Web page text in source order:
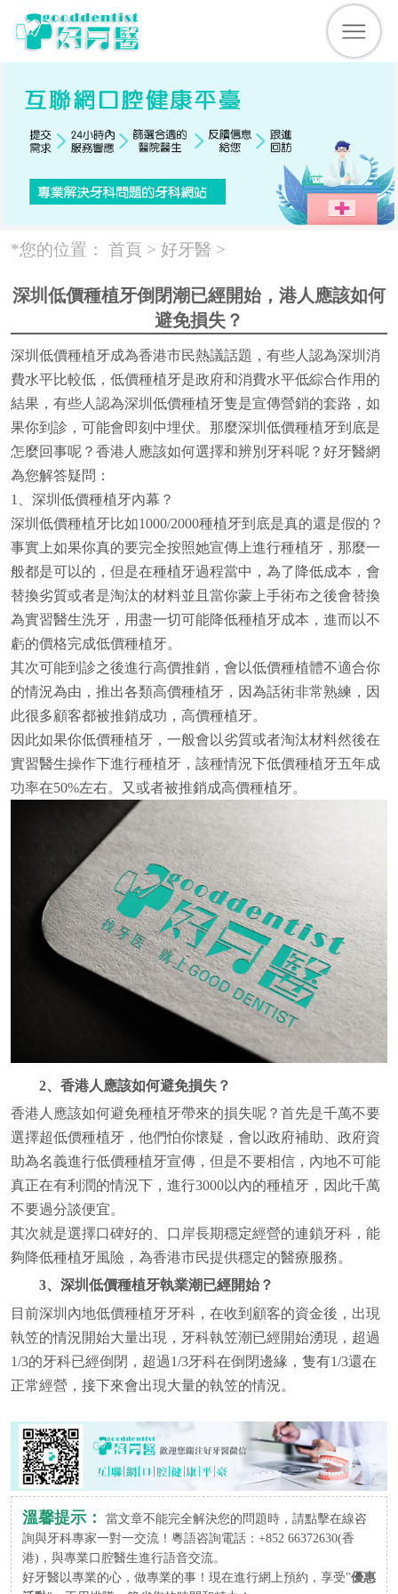
*您的位置： 首頁 > 好牙醫 >
深圳低價種植牙倒閉潮已經開始，港人應該如何
避免損失？
深圳低價種植牙成為香港市民熱議話題，有些人認為深圳消
費水平比較低，低價種植牙是政府和消費水平低綜合作用的
結果，有些人認為深圳低價種植牙隻是宣傳營銷的套路，如
果你到診，可能會即刻中埋伏。那麼深圳低價種植牙到底是
怎麼回事呢？香港人應該如何選擇和辨別牙科呢？好牙醫網
為您解答疑問：
1、深圳低價種植牙內幕？
深圳低價種植牙比如1000/2000種植牙到底是真的還是假的？
事實上如果你真的要完全按照她宣傳上進行種植牙，那麼一
般都是可以的，但是在種植牙過程當中，為了降低成本，會
替換劣質或者是淘汰的材料並且當你蒙上手術布之後會替換
為實習醫生洗牙，用盡一切可能降低種植牙成本，進而以不
虧的價格完成低價種植牙。
其次可能到診之後進行高價推銷，會以低價種植體不適合你
的情況為由，推出各類高價種植牙，因為話術非常熟練，因
此很多顧客都被推銷成功，高價種植牙。
因此如果你低價種植牙，一般會以劣質或者淘汰材料然後在
實習醫生操作下進行種植牙，該種情況下低價種植牙五年成
功率在50%左右。又或者被推銷成高價種植牙。
2、香港人應該如何避免損失？
香港人應該如何避免種植牙帶來的損失呢？首先是千萬不要
選擇超低價種植牙，他們怕你懷疑，會以政府補助、政府資
助為名義進行低價種植牙宣傳，但是不要相信，內地不可能
真正在有利潤的情況下，進行3000以內的種植牙，因此千萬
不要過分談便宜。
其次就是選擇口碑好的、口岸長期穩定經營的連鎖牙科，能
夠降低種植牙風險，為香港市民提供穩定的醫療服務。
3、深圳低價種植牙執業潮已經開始？
目前深圳內地低價種植牙牙科，在收到顧客的資金後，出現
執笠的情況開始大量出現，牙科執笠潮已經開始湧現，超過
1/3的牙科已經倒閉，超過1/3牙科在倒閉邊緣，隻有1/3還在
正常經營，接下來會出現大量的執笠的情況。
溫馨提示：
當文章不能完全解決您的問題時，請點擊在線咨
詢與牙科專家一對一交流！粵語咨詢電話：+852 66372630(香
港)，與專業口腔醫生進行語音交流。
好牙醫以專業的心，做專業的事！現在進行網上預約，享受"優惠